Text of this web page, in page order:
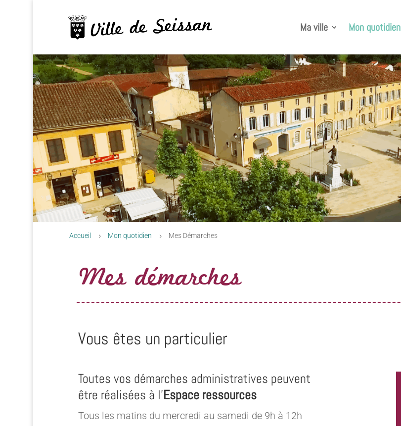
Ma ville Mon quotidien
Accueil 5 Mon quotidien 5 Mes Démarches
Mes démarches
Vous êtes un particulier
Toutes vos démarches administratives peuvent
être réalisées à l’Espace ressources
Tous les matins du mercredi au samedi de 9h à 12h